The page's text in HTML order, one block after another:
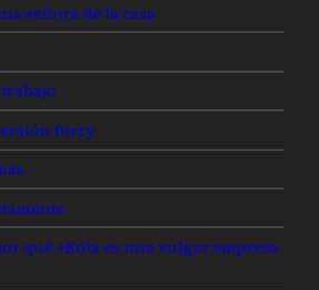
señora de la casa
furry
qué +Kota es una vulgar empresa